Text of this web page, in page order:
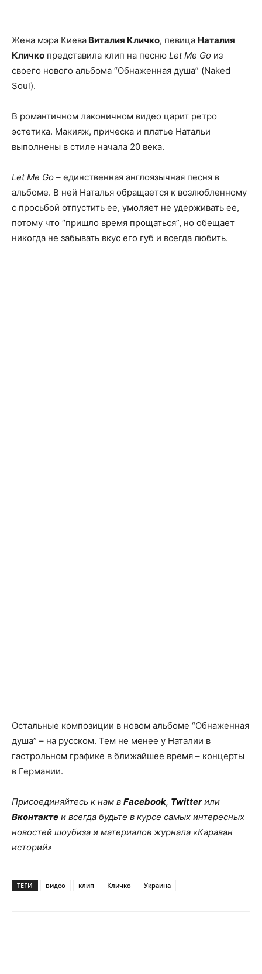
Жена мэра Киева Виталия Кличко, певица Наталия
Кличко представила клип на песню Let Me Go из
своего нового альбома “Обнаженная душа” (Naked
Soul).
В романтичном лаконичном видео царит ретро
эстетика. Макияж, прическа и платье Натальи
выполнены в стиле начала 20 века.
Let Me Go – единственная англоязычная песня в
альбоме. В ней Наталья обращается к возлюбленному
с просьбой отпустить ее, умоляет не удерживать ее,
потому что “пришло время прощаться”, но обещает
никогда не забывать вкус его губ и всегда любить.
Остальные композиции в новом альбоме “Обнаженная
душа” – на русском. Тем не менее у Наталии в
гастрольном графике в ближайшее время – концерты
в Германии.
Присоединяйтесь к нам в Facebook, Twitterили
Вконтакте и всегда будьте в курсе самых интересных
новостей шоубиза и материалов журнала «Караван
историй»
ТЕГИ видео клип Кличко Украина